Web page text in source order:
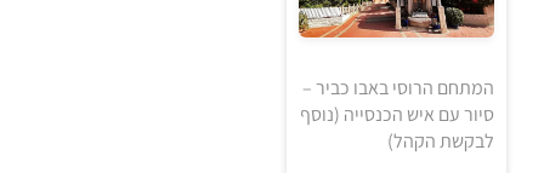
המתחם הרוסי באבו כביר –
סיור עם איש הכנסייה (נוסף
לבקשת הקהל)